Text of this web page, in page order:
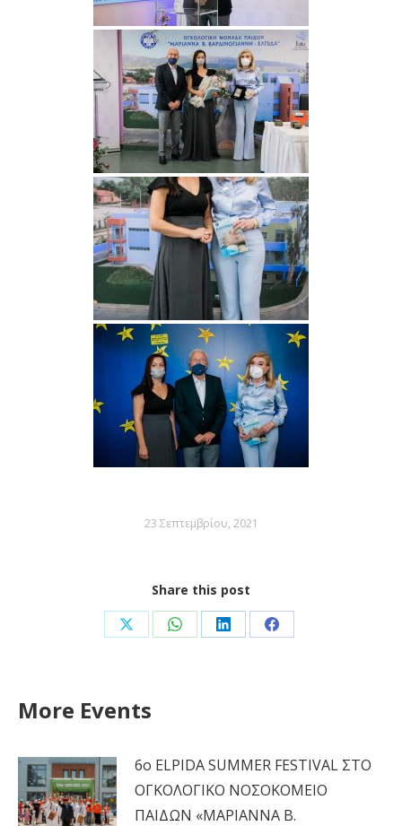
23 Σεπτεμβρίου, 2021
Share this post
Share Share Share Share
More Events
6ο ELPIDA SUMMER FESTIVAL ΣΤΟ
ΟΓΚΟΛΟΓΙΚΟ ΝΟΣΟΚΟΜΕΙΟ
ΠΑΙΔΩΝ «ΜΑΡΙΑΝΝΑ Β.